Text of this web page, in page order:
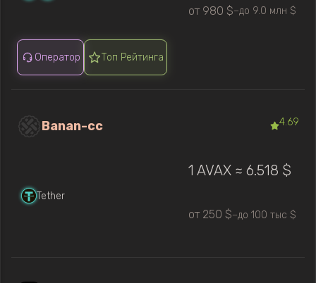
от 980 $—до 9.0 млн $
Оператор Топ Рейтинга
Banan-cc 4.69
Tether
1 AVAX ≈ 6.518 $
от 250 $—до 100 тыс $